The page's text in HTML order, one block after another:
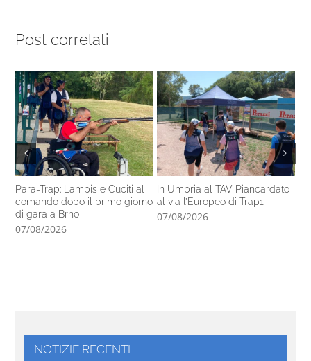
Post correlati
Para-Trap: Lampis e Cuciti al
comando dopo il primo giorno
di gara a Brno
07/08/2026
In Umbria al TAV Piancardato
al via l’Europeo di Trap1
07/08/2026
NOTIZIE RECENTI